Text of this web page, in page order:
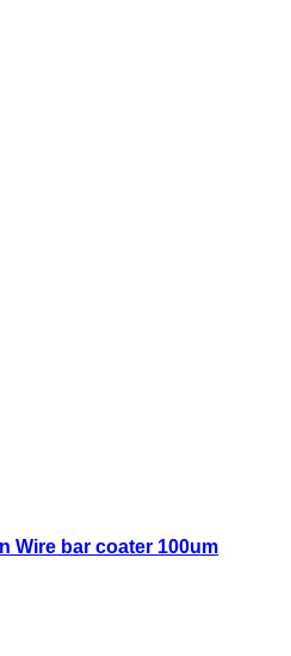
Wire bar coater 100um